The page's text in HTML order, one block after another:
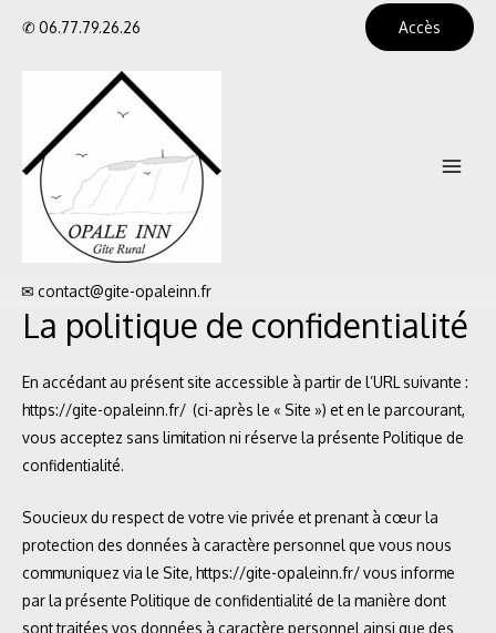
✆06.77.79.26.26 Accès
✉ contact@gite-opaleinn.fr
La politique de confidentialité
En accédant au présent site accessible à partir de l’URL suivante :
https://gite-opaleinn.fr/ (ci-après le « Site ») et en le parcourant,
vous acceptez sans limitation ni réserve la présente Politique de
confidentialité.
Soucieux du respect de votre vie privée et prenant à cœur la
protection des données à caractère personnel que vous nous
communiquez via le Site, https://gite-opaleinn.fr/vous informe
par la présente Politique de confidentialité de la manière dont
sont traitées vos données à caractère personnel ainsi que des